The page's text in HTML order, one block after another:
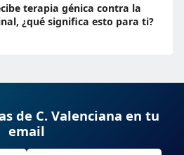
terapia génica contra la
¿qué significa esto para ti?
de C. Valenciana en tu
email